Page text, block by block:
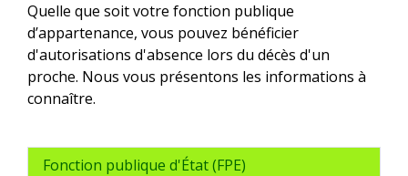
Quelle que soit votre fonction publique
d’appartenance, vous pouvez bénéficier
d'autorisations d'absence lors du décès d'un
proche. Nous vous présentons les informations à
connaître.
Fonction publique d'État (FPE)